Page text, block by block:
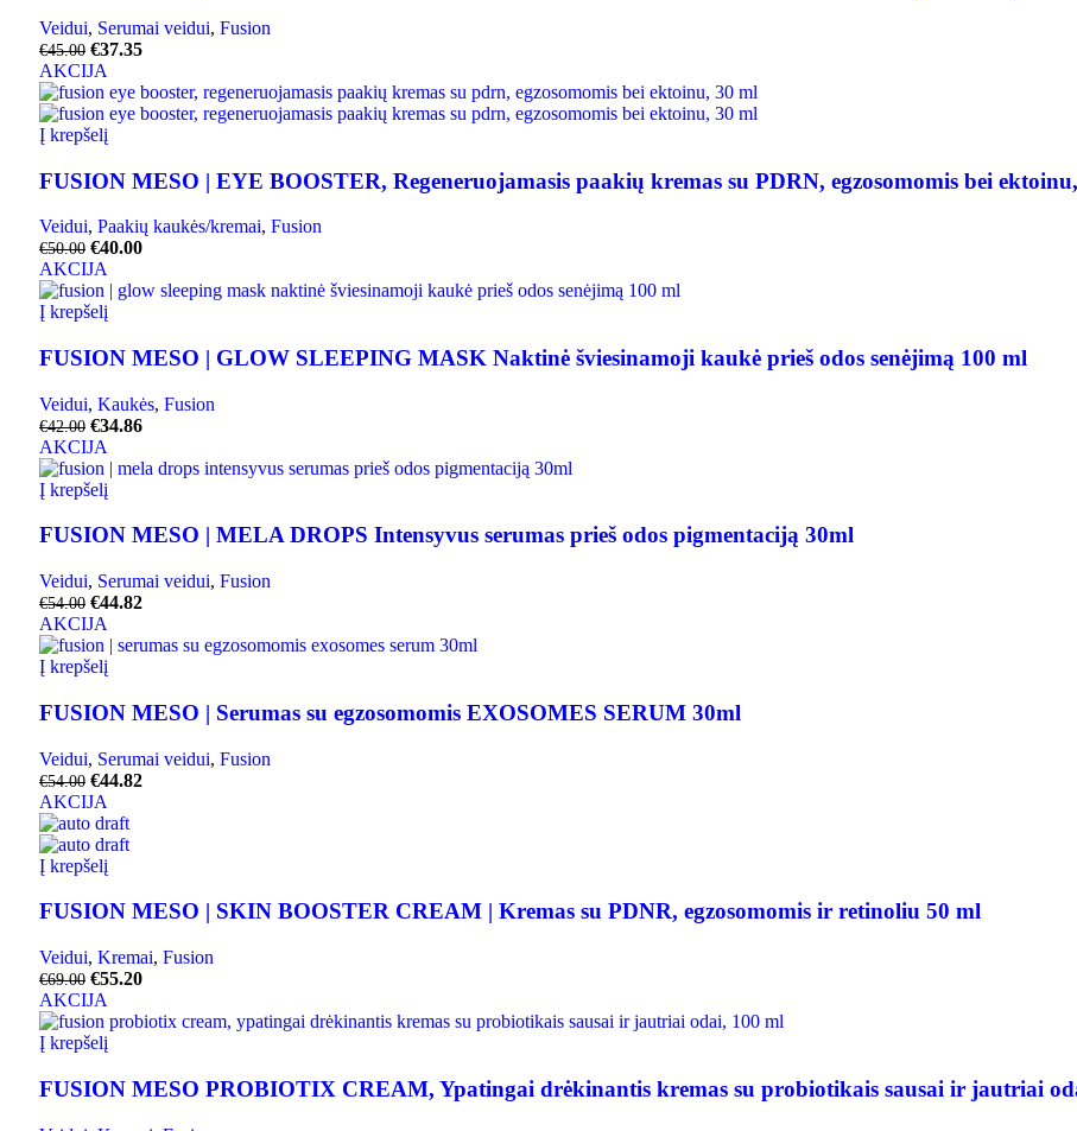
Veidui, Serumai veidui, Fusion
€45.00 €37.35
AKCIJA
Į krepšelį
FUSION MESO | EYE BOOSTER, Regeneruojamasis paakių kremas su PDRN, egzosomomis bei
Veidui, Paakių kaukės/kremai, Fusion
€50.00 €40.00
AKCIJA
Į krepšelį
FUSION MESO | GLOW SLEEPING MASK Naktinė šviesinamoji kaukė prieš odos senėjimą 100 ml
Veidui, Kaukės, Fusion
€42.00 €34.86
AKCIJA
Į krepšelį
FUSION MESO | MELA DROPS Intensyvus serumas prieš odos pigmentaciją 30ml
Veidui, Serumai veidui, Fusion
€54.00 €44.82
AKCIJA
Į krepšelį
FUSION MESO | Serumas su egzosomomis EXOSOMES SERUM 30ml
Veidui, Serumai veidui, Fusion
€54.00 €44.82
AKCIJA
Į krepšelį
FUSION MESO | SKIN BOOSTER CREAM | Kremas su PDNR, egzosomomis ir retinoliu 50 ml
Veidui, Kremai, Fusion
€69.00 €55.20
AKCIJA
Į krepšelį
FUSION MESO PROBIOTIX CREAM, Ypatingai drėkinantis kremas su probiotikais sausai ir jautriai